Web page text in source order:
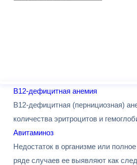
B12-дефицитная анемия
В12-дефицитная (пернициозная)
количества эритроцитов и
Авитаминоз
Недостаток в организме или
ряде случаев ее выявляют как